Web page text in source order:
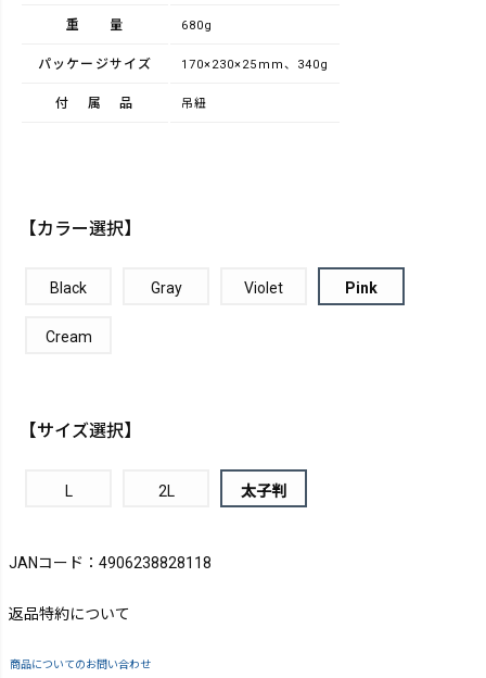
重量 680g
パッケージサイズ 170×230×25mm、340g
付属品 吊紐
【カラー選択】
Black Gray Violet Pink
Cream
【サイズ選択】
L 2L 太子判
JANコード：4906238828118
返品特約について
商品についてのお問い合わせ